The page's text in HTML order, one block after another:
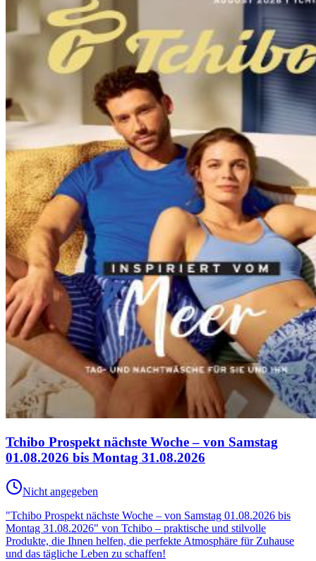
Tchibo Prospekt nächste Woche – von Samstag
01.08.2026 bis Montag 31.08.2026
Nicht angegeben
"Tchibo Prospekt nächste Woche – von Samstag 01.08.2026 bis
Montag 31.08.2026" von Tchibo – praktische und stilvolle
Produkte, die Ihnen helfen, die perfekte Atmosphäre für Zuhause
und das tägliche Leben zu schaffen!